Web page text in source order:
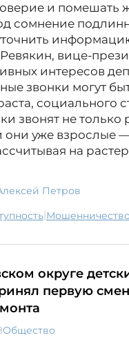
и помешать
сомнение
вице-
интересов
звонки могут
социального
звонят не только
они уже взрослые
на
Петров
|
округе
первую
Общество